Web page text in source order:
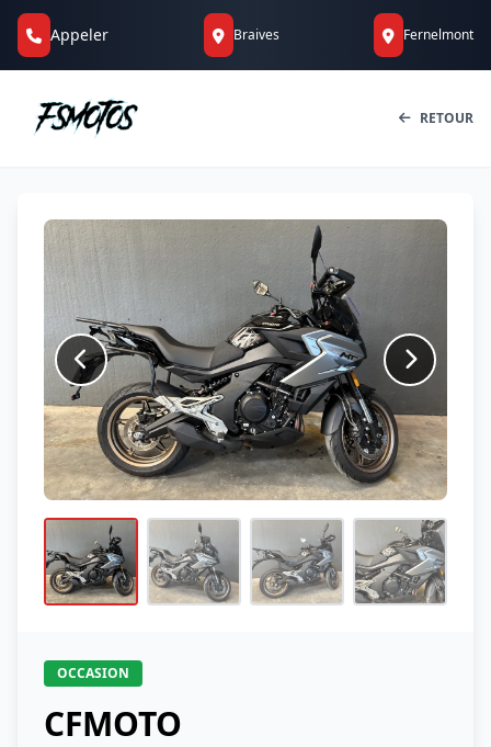
Appeler Braives Fernelmont
RETOUR
OCCASION
CFMOTO